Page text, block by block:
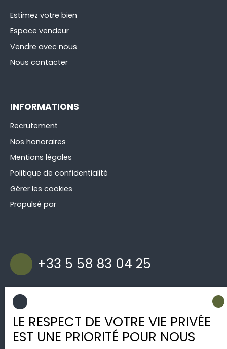
Estimez votre bien
Espace vendeur
Vendre avec nous
Nous contacter
INFORMATIONS
Recrutement
Nos honoraires
Mentions légales
Politique de confidentialité
Gérer les cookies
Propulsé par
+33 5 58 83 04 25
40110 MORCENX-LA-NOUVELLE
LE RESPECT DE VOTRE VIE PRIVÉE
EST UNE PRIORITÉ POUR NOUS